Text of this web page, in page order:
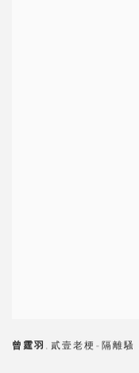
曾霆羽 , 貳壹老梗-隔離騷